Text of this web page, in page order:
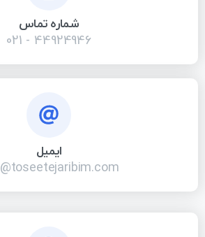
شماره تماس
44924946 - 021
ایمیل